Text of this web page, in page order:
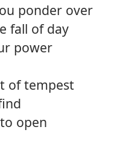
ponder over
fall of day
power
of tempest
open